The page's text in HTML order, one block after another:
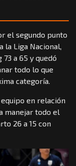
el segundo punto
la Liga Nacional,
73 a 65 y quedó
todo lo que
categoría.
en relación
manejar todo el
26 a 15 con